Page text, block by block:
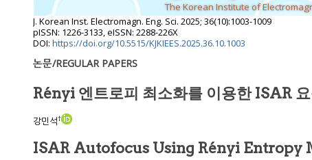
J. Korean Inst. Electromagn. Eng. Sci. 2025; 36(10):1003-1009
pISSN: 1226-3133, eISSN: 2288-226X
DOI: https://doi.org/10.5515/KJKIEES.2025.36.10.1003
논문/REGULAR PAPERS
Rényi 엔트로피 최소화를 이용한 ISAR
강민석†